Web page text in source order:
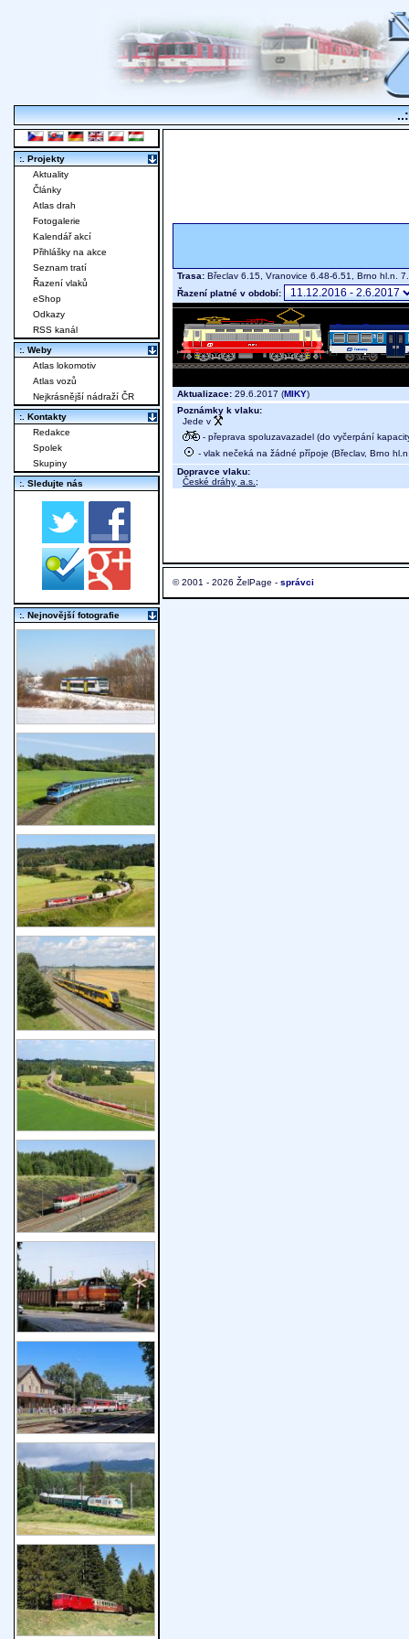
Trasa: Břeclav 6.15, Vranovice 6.48-6.51, Brno hl.n.
Řazení platné v období:
Aktualizace: 29.6.2017 (MIKY)
Poznámky k vlaku:
Jede v
- přeprava spoluzavazadel (do vyčerpání
- vlak nečeká na žádné přípoje (Břeclav, Brno
Dopravce vlaku:
České dráhy, a.s. ;
© 2001 - 2026 ŽelPage - správci
:. Projekty
Aktuality
Články
Atlas drah
Fotogalerie
Kalendář akcí
Přihlášky na akce
Seznam tratí
Řazení vlaků
eShop
Odkazy
RSS kanál
:. Weby
Atlas lokomotiv
Atlas vozů
Nejkrásnější nádraží ČR
:. Kontakty
Redakce
Spolek
Skupiny
:. Sledujte nás
:. Nejnovější fotografie